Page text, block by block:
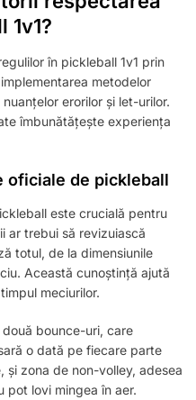
1v1?
în pickleball 1v1 prin
metodelor
erorilor și let-urilor.
îmbunătățește experiența
oficiale de pickleball
este crucială pentru
ar trebui să revizuiască
totul, de la dimensiunile
Această cunoștință ajută
meciurilor.
bounce-uri, care
o dată pe fiecare parte
și zona de non-volley, adesea
pot lovi mingea în aer.